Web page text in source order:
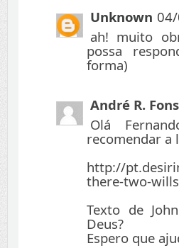
Unknown
ah! muito
possa
forma)
André R.
Olá
recomendar a
http://
there-two-
Texto de
Deus?
Espero que